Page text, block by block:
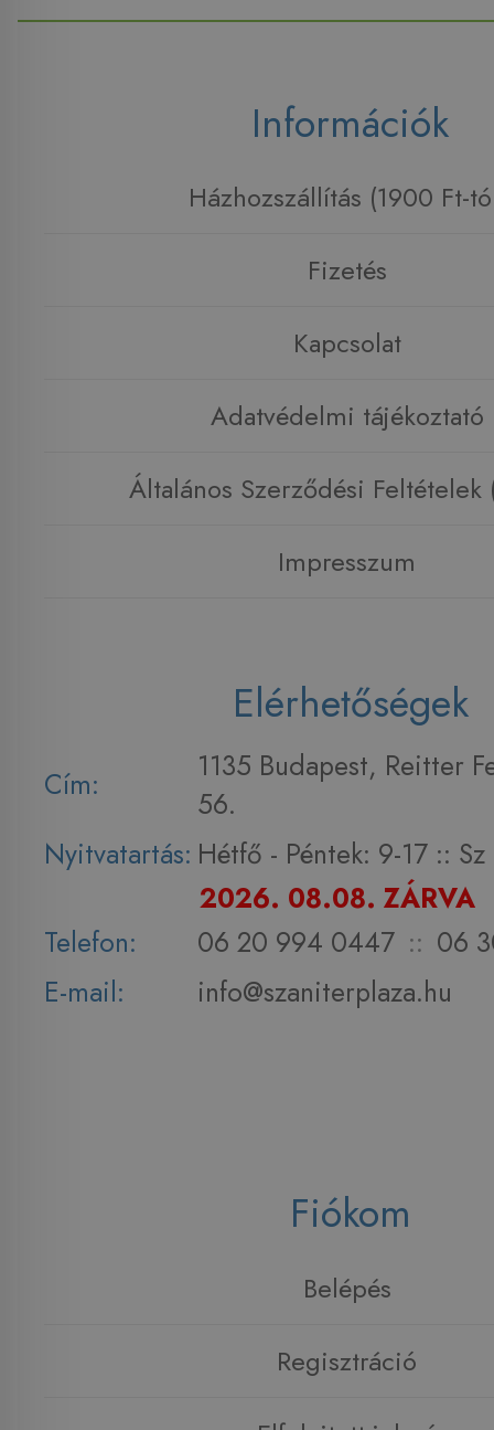
Információk
Házhozszállítás (1900 Ft-
Fizetés
Kapcsolat
Adatvédelmi tájékoztató
Általános Szerződési Feltételek
Impresszum
Elérhetőségek
Cím:
1135 Budapest, Reitter
56.
Nyitvatartás: Hétfő - Péntek: 9-17 :: Sz
2026. 08.08. ZÁRVA
Telefon:
06 20 994 0447 :: 06
E-mail:
info@szaniterplaza.hu
Fiókom
Belépés
Regisztráció